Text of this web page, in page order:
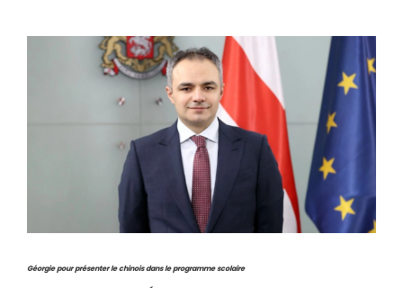
Géorgie pour présenter le chinois dans le programme scolaire